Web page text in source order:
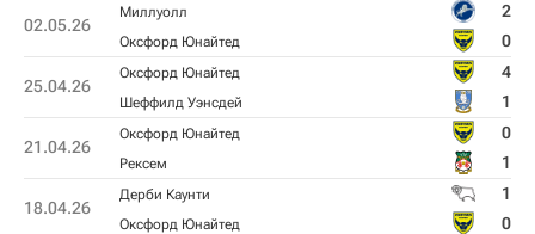
02.05.26
Миллуолл 2
Оксфорд Юнайтед 0
25.04.26
Оксфорд Юнайтед 4
Шеффилд Уэнсдей 1
21.04.26
Оксфорд Юнайтед 0
Рексем 1
18.04.26
Дерби Каунти 1
Оксфорд Юнайтед 0